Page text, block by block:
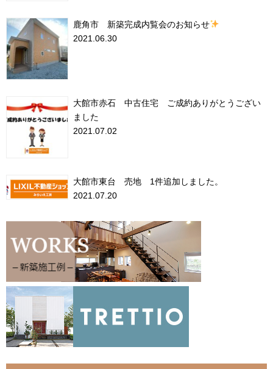
鹿角市 新築完成内覧会のお知らせ
2021.06.30
大館市赤石 中古住宅 ご成約ありがとうござい
ました
2021.07.02
大館市東台 売地 1件追加しました。
2021.07.20